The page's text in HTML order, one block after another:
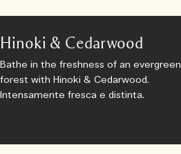
Hinoki & Cedarwood
Bathe in the freshness of an evergreen
forest with Hinoki & Cedarwood.
Intensamente fresca e distinta.